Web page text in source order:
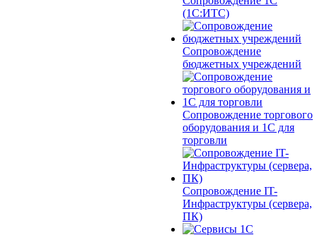
(1С:ИТС)
Сопровождение
бюджетных учреждений
Сопровождение торгового
оборудования и 1С для
торговли
Сопровождение IT-
Инфраструктуры (сервера,
ПК)